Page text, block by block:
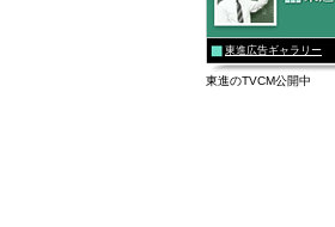
東進広告ギャラリー
東進のTVCM公開中